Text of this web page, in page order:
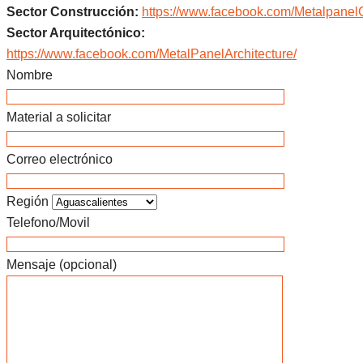
Sector Construcción: https://www.facebook.com/
Sector Arquitectónico:
https://www.facebook.com/MetalPanelArchitecture/
Nombre
Material a solicitar
Correo electrónico
Región
Telefono/Movil
Mensaje (opcional)